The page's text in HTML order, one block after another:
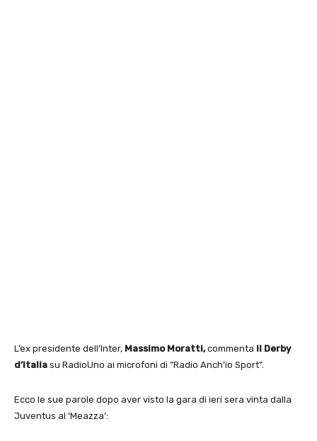
L’ex presidente dell’Inter, Massimo Moratti,commenta il Derby
d’Italia su RadioUno ai microfoni di “Radio Anch’io Sport”.
Ecco le sue parole dopo aver visto la gara di ieri sera vinta dalla
Juventus al ‘Meazza’: